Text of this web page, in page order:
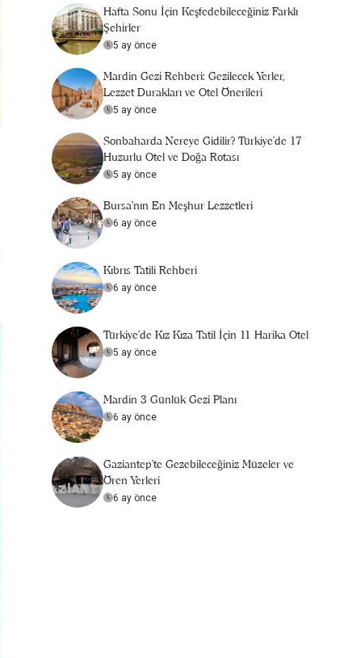
Hafta Sonu İçin Keşfedebileceğiniz Farklı
Şehirler
5 ay önce
Mardin Gezi Rehberi: Gezilecek Yerler,
Lezzet Durakları ve Otel Önerileri
5 ay önce
Sonbaharda Nereye Gidilir? Türkiye’de 17
Huzurlu Otel ve Doğa Rotası
5 ay önce
Bursa’nın En Meşhur Lezzetleri
6 ay önce
Kıbrıs Tatili Rehberi
6 ay önce
Türkiye’de Kız Kıza Tatil İçin 11 Harika Otel
5 ay önce
Mardin 3 Günlük Gezi Planı
6 ay önce
Gaziantep'te Gezebileceğiniz Müzeler ve
Ören Yerleri
6 ay önce